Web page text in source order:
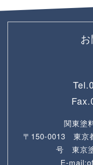
Tel.
Fax.
関東塗
〒150-0013 東京
号 東京
E-